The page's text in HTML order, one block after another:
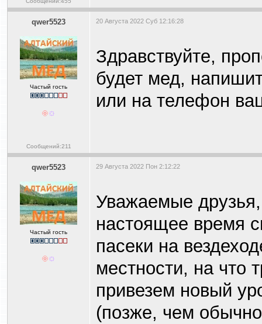
qwer5523
Частый гость
Сообщений:211
20 Августа 2022 Суб 12:16:28
Здравствуйте,
будет мед,
или на телефон
qwer5523
Частый гость
29 Августа 2022 Пон 2:12:22
Уважаемые
настоящее время
пасеки на
местности, на что
привезем новый
(позже, чем